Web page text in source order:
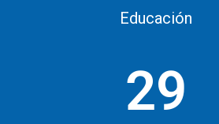
Educación
29